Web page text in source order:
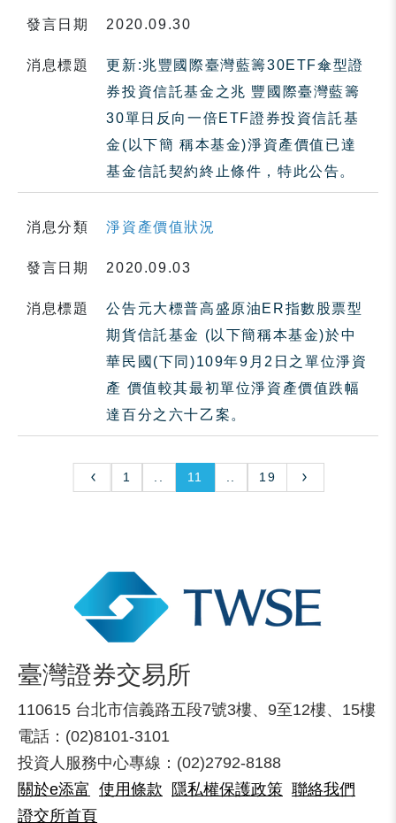
發言日期 2020.09.30
消息標題
更新:兆豐國際臺灣藍籌30ETF傘型證
券投資信託基金之兆 豐國際臺灣藍籌
30單日反向一倍ETF證券投資信託基
金(以下簡 稱本基金)淨資產價值已達
基金信託契約終止條件，特此公告。
消息分類 淨資產價值狀況
發言日期 2020.09.03
消息標題
公告元大標普高盛原油ER指數股票型
期貨信託基金 (以下簡稱本基金)於中
華民國(下同)109年9月2日之單位淨資
產 價值較其最初單位淨資產價值跌幅
達百分之六十乙案。
1 11 19
臺灣證券交易所
110615 台北市信義路五段7號3樓、9至12樓、15樓
電話：(02)8101-3101
投資人服務中心專線：(02)2792-8188
關於e添富 使用條款 隱私權保護政策 聯絡我們
證交所首頁